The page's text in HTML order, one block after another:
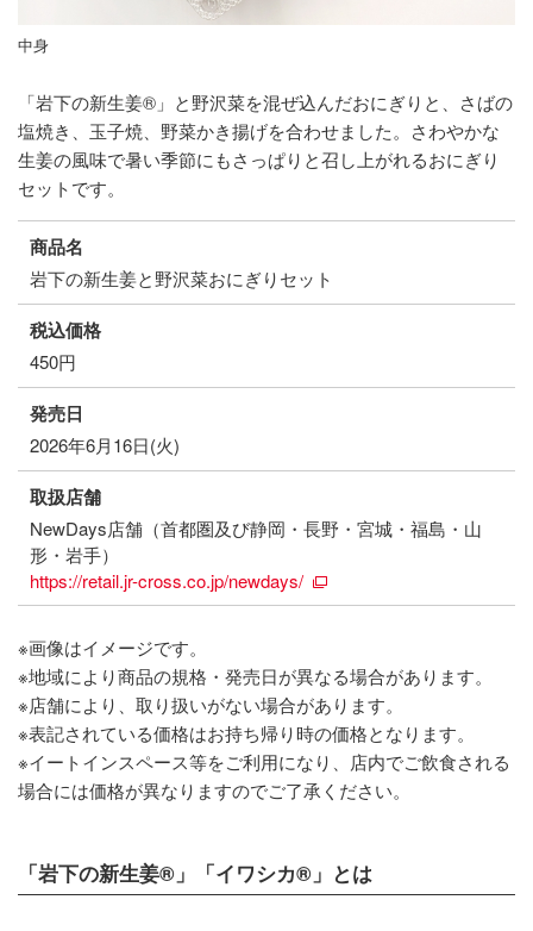
中身
「岩下の新生姜®」と野沢菜を混ぜ込んだおにぎりと、さばの
塩焼き、玉子焼、野菜かき揚げを合わせました。さわやかな
生姜の風味で暑い季節にもさっぱりと召し上がれるおにぎり
セットです。
商品名
岩下の新生姜と野沢菜おにぎりセット
税込価格
450円
発売日
2026年6月16日(火)
取扱店舗
NewDays店舗（首都圏及び静岡・長野・宮城・福島・山
形・岩手）
https://retail.jr-cross.co.jp/newdays/
※画像はイメージです。
※地域により商品の規格・発売日が異なる場合があります。
※店舗により、取り扱いがない場合があります。
※表記されている価格はお持ち帰り時の価格となります。
※イートインスペース等をご利用になり、店内でご飲食される
場合には価格が異なりますのでご了承ください。
「岩下の新生姜®」「イワシカ®」とは